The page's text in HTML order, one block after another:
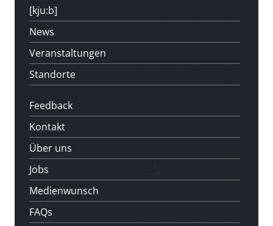
[kju:b]
News
Veranstaltungen
Standorte
Feedback
Kontakt
Über uns
Jobs
Medienwunsch
FAQs